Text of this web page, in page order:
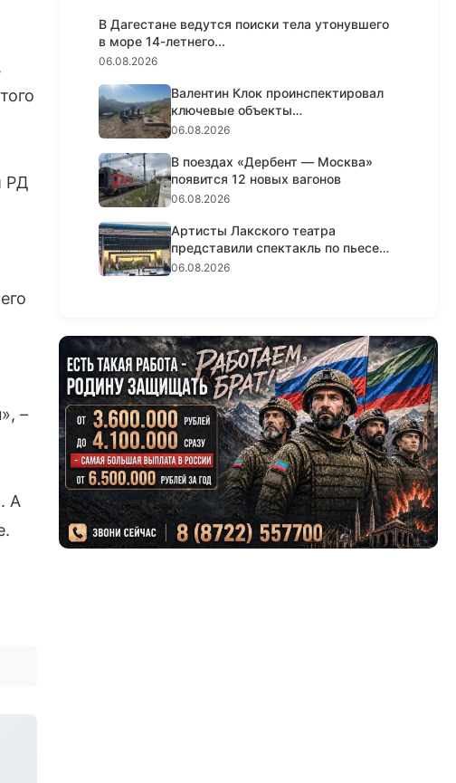
РД
–
А
В Дагестане ведутся поиски тела утонувшего
в море 14-летнего...
06.08.2026
Валентин Клок проинспектировал
ключевые объекты
водоснабжени...
06.08.2026
В поездах «Дербент — Москва»
появится 12 новых вагонов
06.08.2026
Артисты Лакского театра
представили спектакль по пьесе
Шексп...
06.08.2026